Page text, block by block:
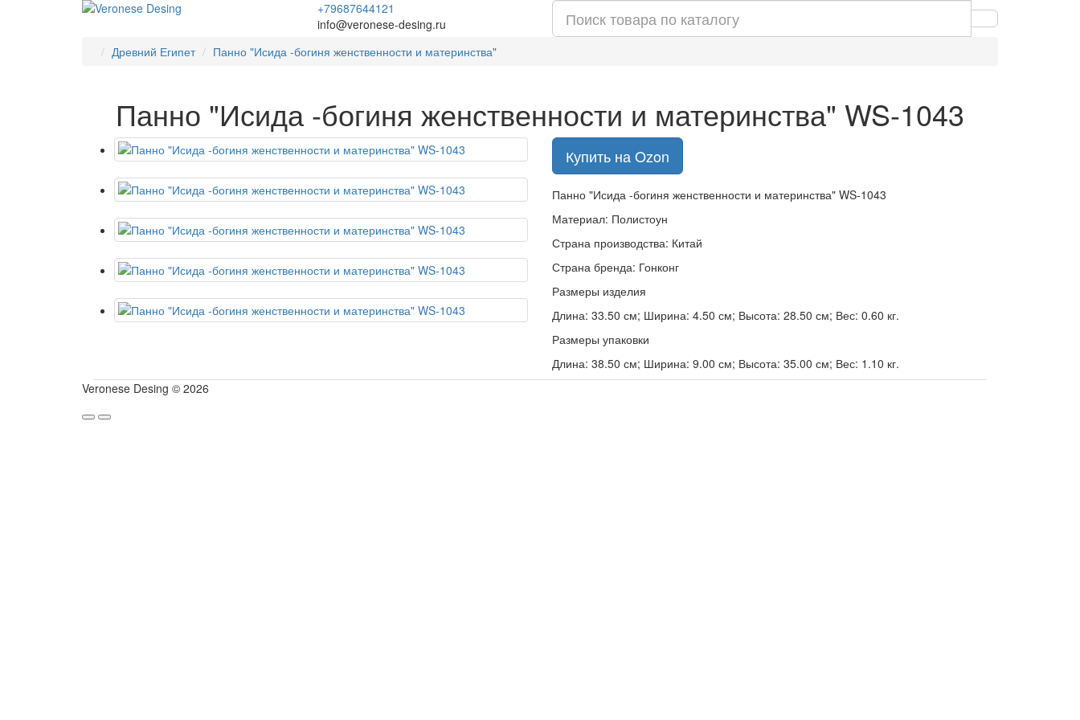
+79687644121
info@veronese-desing.ru
Древний Египет
Панно "Исида -богиня женственности и материнства"
Панно "Исида -богиня женственности и материнства" WS-1043
Купить на Ozon
Панно "Исида -богиня женственности и материнства" WS-1043
Материал: Полистоун
Страна производства: Китай
Страна бренда: Гонконг
Размеры изделия
Длина: 33.50 см; Ширина: 4.50 см; Высота: 28.50 см; Вес: 0.60 кг.
Размеры упаковки
Длина: 38.50 см; Ширина: 9.00 см; Высота: 35.00 см; Вес: 1.10 кг.
Veronese Desing © 2026